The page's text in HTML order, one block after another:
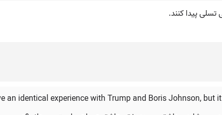
پیدا کنند.
an identical experience with Trump and Boris Johnson,